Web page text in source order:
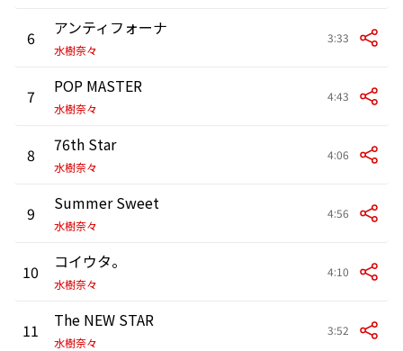
6 アンティフォーナ
水樹奈々
3:33
7 POP MASTER
水樹奈々
4:43
8 76th Star
水樹奈々
4:06
9 Summer Sweet
水樹奈々
4:56
10 コイウタ。
水樹奈々
4:10
11 The NEW STAR
水樹奈々
3:52